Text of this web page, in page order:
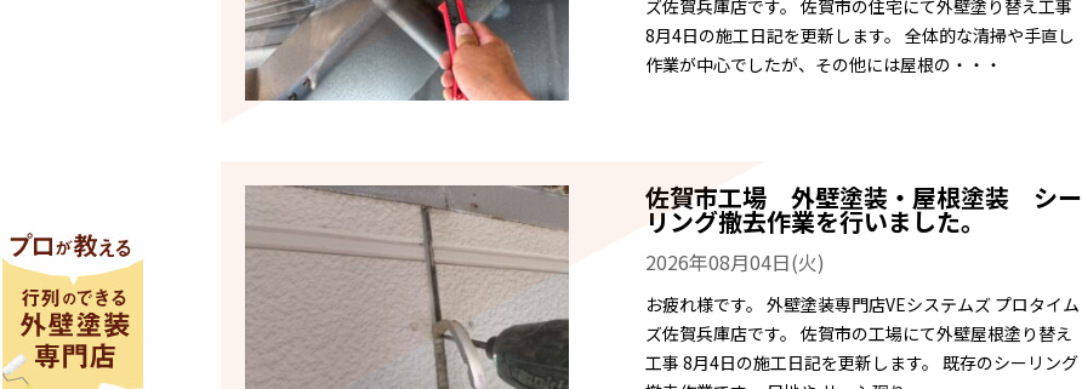
ズ佐賀兵庫店です。 佐賀市の住宅にて外壁塗り替え工事
8月4日の施工日記を更新します。 全体的な清掃や手直し
作業が中心でしたが、その他には屋根の・・・
佐賀市工場 外壁塗装・屋根塗装 シー
リング撤去作業を行いました。
2026年08月04日(火)
お疲れ様です。 外壁塗装専門店VEシステムズ プロタイム
ズ佐賀兵庫店です。 佐賀市の工場にて外壁屋根塗り替え
工事 8月4日の施工日記を更新します。 既存のシーリング